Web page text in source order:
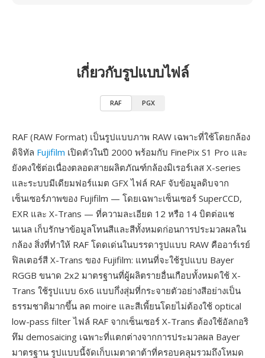
เกี่ยวกับรูปแบบไฟล์
RAF PGX
RAF (RAW Format) เป็นรูปแบบภาพ RAW เฉพาะที่ใช้โดยกล้อง
ดิจิทัล Fujifilm เปิดตัวในปี 2000 พร้อมกับ FinePix S1 Pro และ
ยังคงใช้ต่อเนื่องตลอดสายผลิตภัณฑ์กล้องมิเรอร์เลส X-series
และระบบมีเดียมฟอร์แมต GFX ไฟล์ RAF จับข้อมูลดิบจาก
เซ็นเซอร์ภาพของ Fujifilm — โดยเฉพาะเซ็นเซอร์ SuperCCD,
EXR และ X-Trans — ที่ความละเอียด 12 หรือ 14 บิตต่อแช
นเนล เก็บรักษาข้อมูลโทนสีและสีทั้งหมดก่อนการประมวลผลใน
กล้อง สิ่งที่ทำให้ RAF โดดเด่นในบรรดารูปแบบ RAW คืออาร์เรย์
ฟิลเตอร์สี X-Trans ของ Fujifilm: แทนที่จะใช้รูปแบบ Bayer
RGGB ขนาด 2x2 มาตรฐานที่ผู้ผลิตรายอื่นเกือบทั้งหมดใช้ X-
Trans ใช้รูปแบบ 6x6 แบบกึ่งสุ่มที่กระจายตัวอย่างสีอย่างเป็น
ธรรมชาติมากขึ้น ลด moire และสีเพี้ยนโดยไม่ต้องใช้ optical
low-pass filter ไฟล์ RAF จากเซ็นเซอร์ X-Trans ต้องใช้อัลกอริ
ทึม demosaicing เฉพาะที่แตกต่างจากการประมวลผล Bayer
มาตรฐาน รูปแบบนี้จัดเก็บเมตาดาต้าที่ครอบคลุมรวมถึงโหมด